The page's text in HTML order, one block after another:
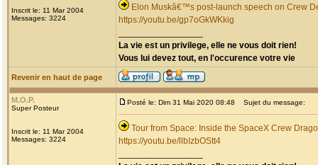
Inscrit le: 11 Mar 2004
Messages: 3224
Elon Muskâ€™s post-launch speech on Crew
https://youtu.be/gp7oGkWKkig
La vie est un privilege, elle ne vous doit rien!
Vous lui devez tout, en l'occurence votre vie
Revenir en haut de page
M.O.P.
Super Posteur
Inscrit le: 11 Mar 2004
Messages: 3224
Posté le: Dim 31 Mai 2020 08:48 Sujet du message:
Tour from Space: Inside the SpaceX Crew
https://youtu.be/llbIzbOStt4